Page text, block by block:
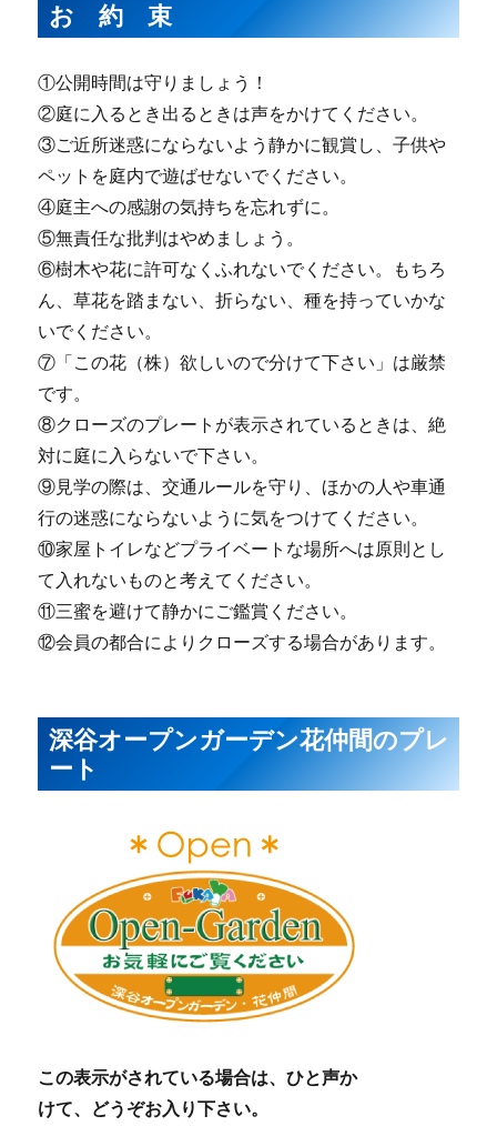
お 約 束
①公開時間は守りましょう！
②庭に入るとき出るときは声をかけてください。
③ご近所迷惑にならないよう静かに観賞し、子供や
ペットを庭内で遊ばせないでください。
④庭主への感謝の気持ちを忘れずに。
⑤無責任な批判はやめましょう。
⑥樹木や花に許可なくふれないでください。もちろ
ん、草花を踏まない、折らない、種を持っていかな
いでください。
⑦「この花（株）欲しいので分けて下さい」は厳禁
です。
⑧クローズのプレートが表示されているときは、絶
対に庭に入らないで下さい。
⑨見学の際は、交通ルールを守り、ほかの人や車通
行の迷惑にならないように気をつけてください。
⑩家屋トイレなどプライベートな場所へは原則とし
て入れないものと考えてください。
⑪三蜜を避けて静かにご鑑賞ください。
⑫会員の都合によりクローズする場合があります。
深谷オープンガーデン花仲間のプレ
ート
この表示がされている場合は、ひと声か
けて、どうぞお入り下さい。